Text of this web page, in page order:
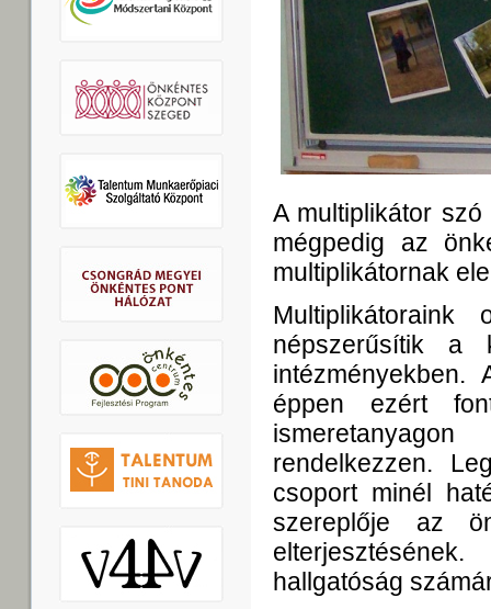
A multiplikátor
mégpedig az
multiplikátornak
népszerűsítik a
intézményekben.
éppen ezért
rendelkezzen.
csoport minél
szereplője az
hallgatóság